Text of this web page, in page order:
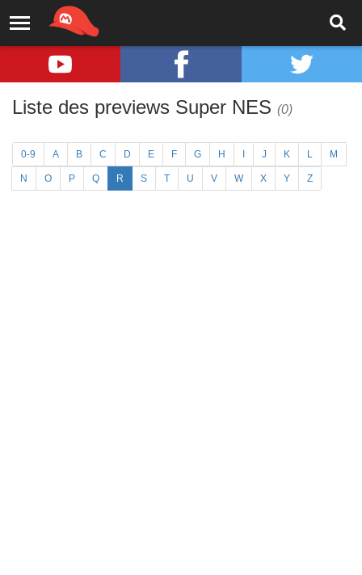
Liste des previews Super NES (0)
0-9 A B C D E F G H J K L M
N O P Q R S T U V W X Y Z